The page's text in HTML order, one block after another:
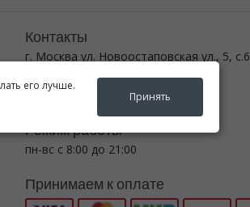
Контакты
г. Москва ул. Новоостаповская ул., 5, с.6
+7 (495) 782-5440
legenda-avto24@yandex.ru
Режим работы
пн-вс с 8:00 до 21:00
Принимаем к оплате
его лучше.
Принять